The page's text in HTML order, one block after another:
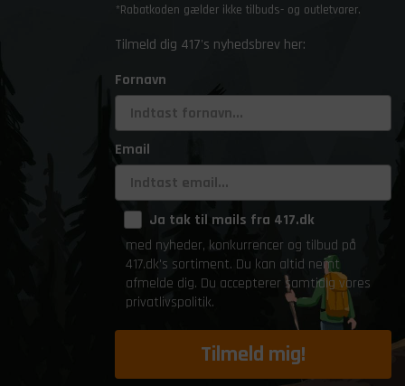
*Rabatkoden gælder ikke tilbuds- og outletvarer.
Tilmeld dig 417's nyhedsbrev her:
Fornavn
Email
Ja tak til mails fra 417.dk
med nyheder, konkurrencer og tilbud på
417.dk's sortiment. Du kan altid nemt
afmelde dig. Du accepterer samtidig vores
privatlivspolitik.
Tilmeld mig!